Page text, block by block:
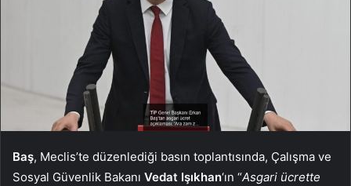
Baş, Meclis’te düzenlediği basın toplantısında, Çalışma ve
Sosyal Güvenlik Bakanı Vedat Işıkhan‘ın “Asgari ücrette